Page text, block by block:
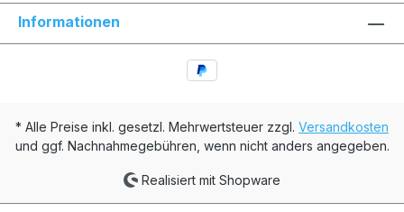
Informationen
* Alle Preise inkl. gesetzl. Mehrwertsteuer zzgl. Versandkosten
und ggf. Nachnahmegebühren, wenn nicht anders angegeben.
Realisiert mit Shopware